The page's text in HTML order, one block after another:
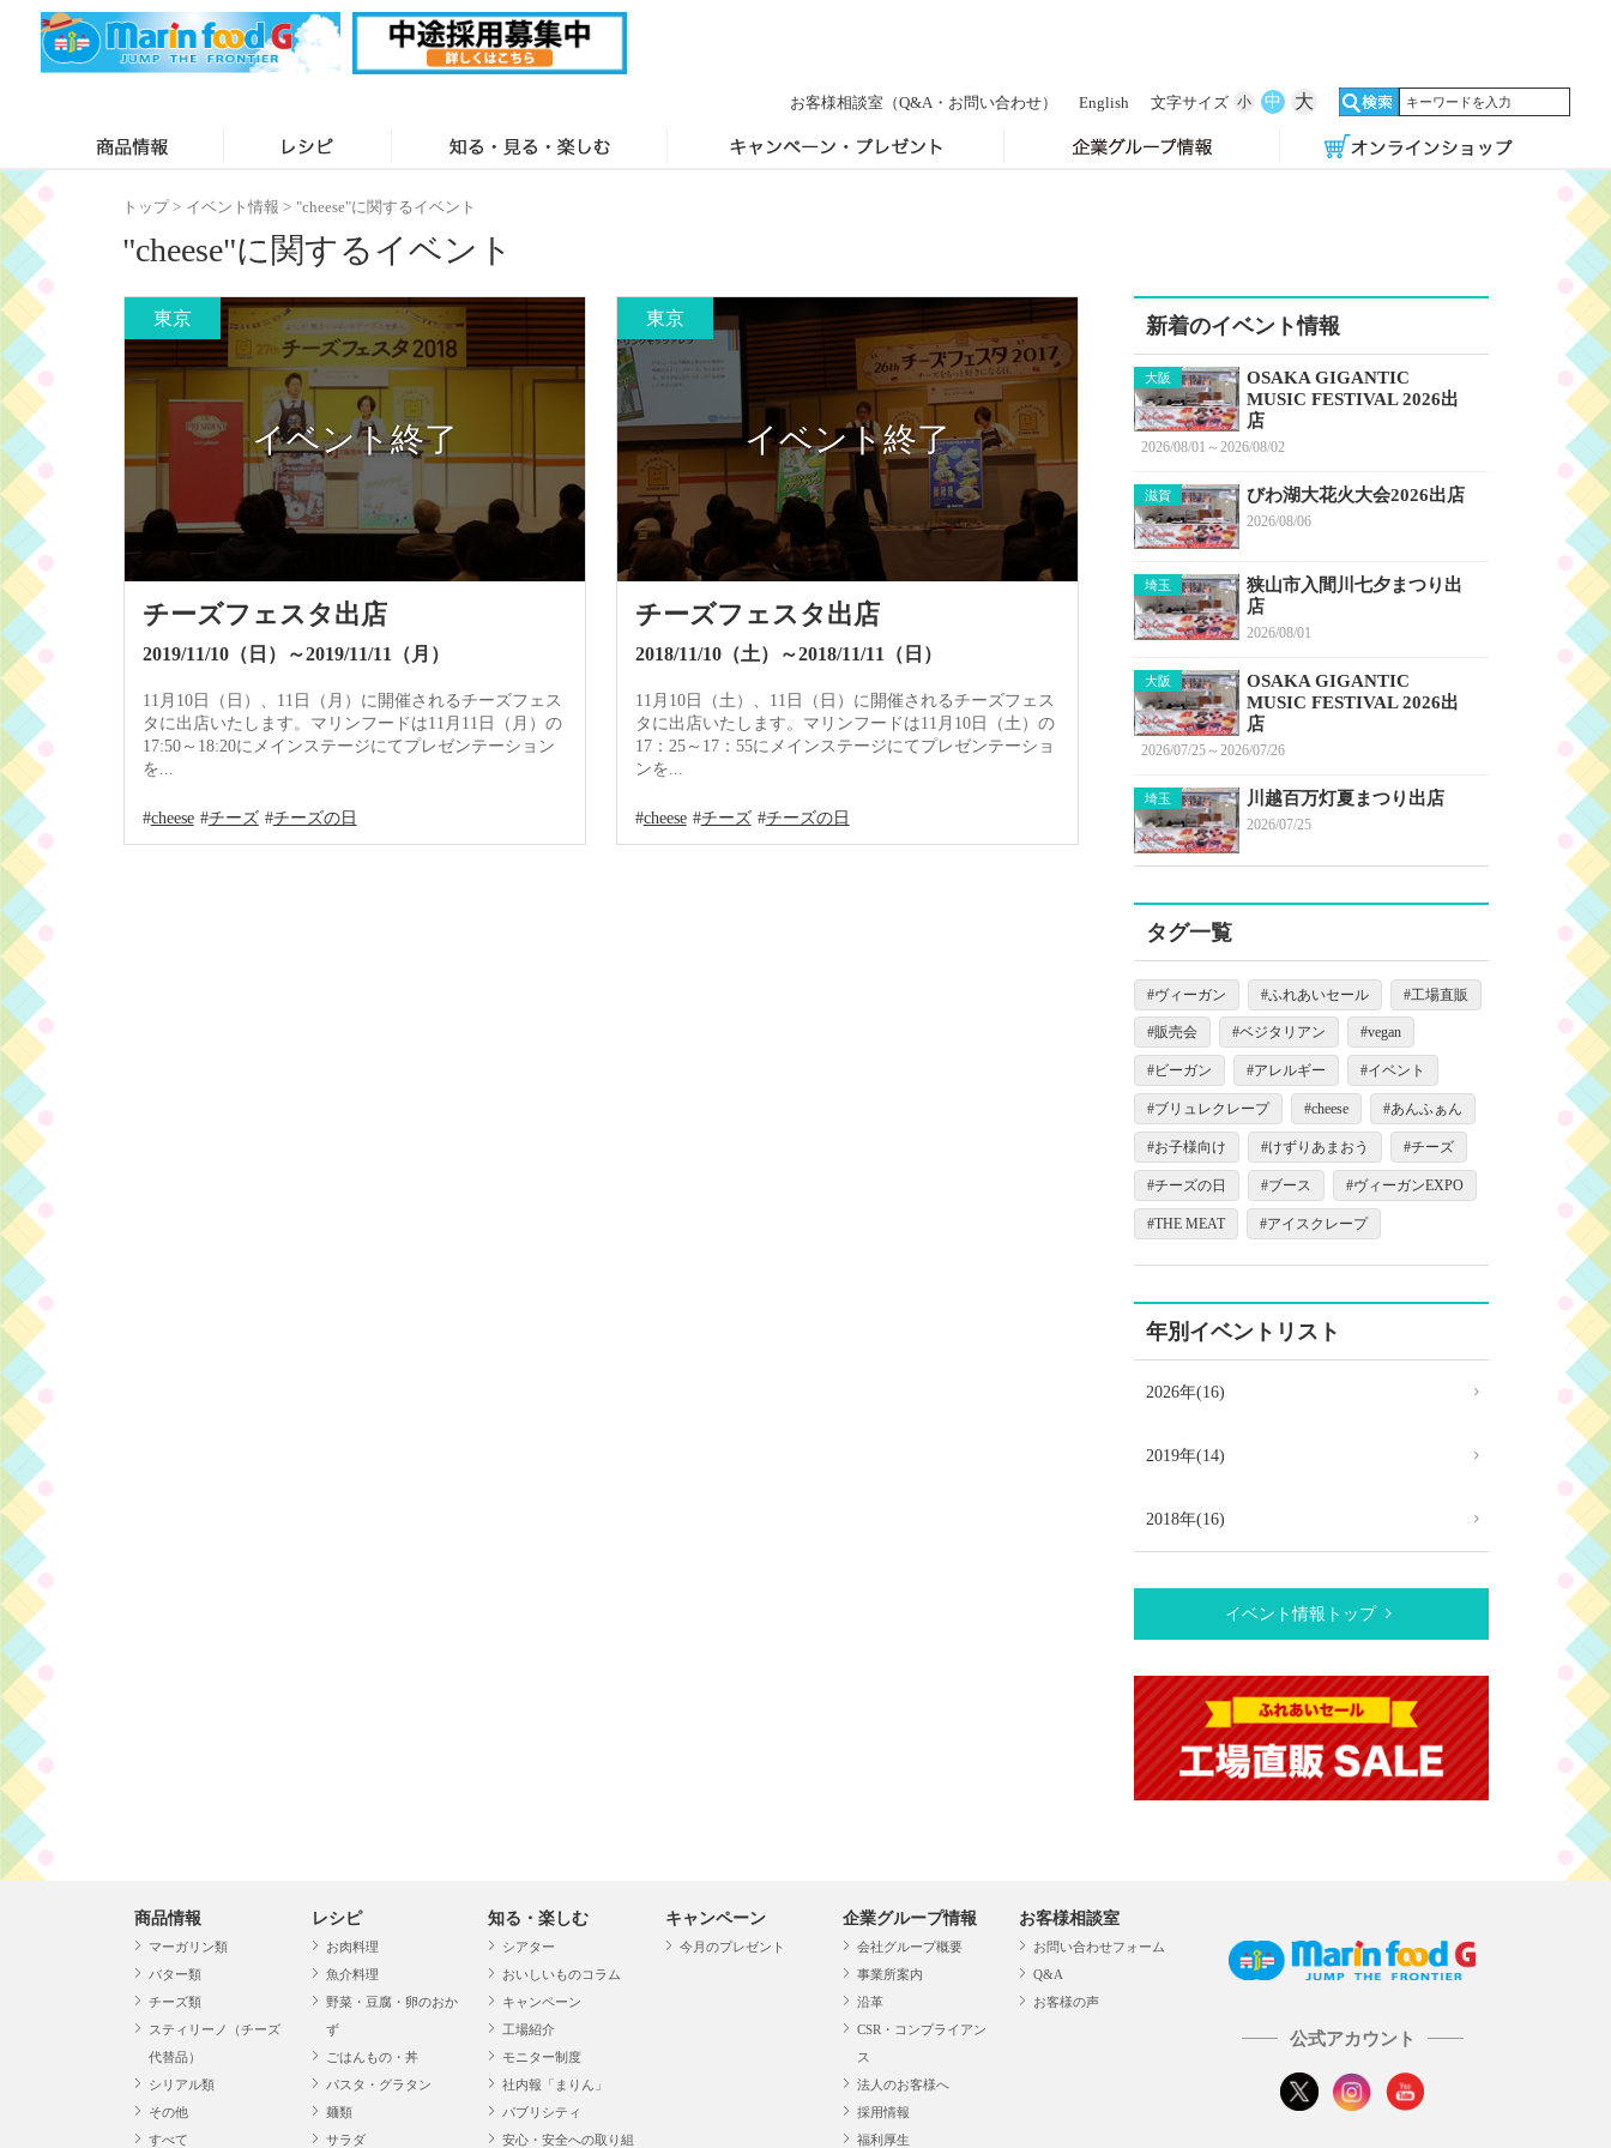
お客様相談室 （Q&A・お問い合わせ） English 文字サイズ 小 中 大
トップ> イベント情報 > "cheese"に関するイベント
"cheese"に関するイベント
東京
チーズフェスタ出店
2019/11/10（日）～2019/11/11（月）
11月10日（日）、11日（月）に開催されるチーズフェス
タに出店いたします。マリンフードは11月11日（月）の
17:50～18:20にメインステージにてプレゼンテーション
を...
cheese チーズ チーズの日
東京
チーズフェスタ出店
2018/11/10（土）～2018/11/11（日）
11月10日（土）、11日（日）に開催されるチーズフェス
タに出店いたします。マリンフードは11月10日（土）の
17：25～17：55にメインステージにてプレゼンテーショ
ンを...
cheese チーズ チーズの日
新着のイベント情報
大阪
OSAKA GIGANTIC
MUSIC FESTIVAL 2026出
店
2026/08/01～2026/08/02
滋賀 びわ湖大花火大会2026出店
2026/08/06
埼玉
狭山市入間川七夕まつり出
店
2026/08/01
大阪
OSAKA GIGANTIC
MUSIC FESTIVAL 2026出
店
2026/07/25～2026/07/26
埼玉 川越百万灯夏まつり出店
2026/07/25
タグ一覧
ヴィーガン ふれあいセール 工場直販
販売会 ベジタリアン vegan
ビーガン アレルギー イベント
ブリュレクレープ cheese あんふぁん
お子様向け けずりあまおう チーズ
チーズの日 ブース ヴィーガンEXPO
THE MEAT アイスクレープ
年別イベントリスト
2026年(16)
2019年(14)
2018年(16)
イベント情報トップ
商品情報
マーガリン類
バター類
チーズ類
スティリーノ（チーズ
代替品）
シリアル類
その他
すべて
レシピ
お肉料理
魚介料理
野菜・豆腐・卵のおか
ず
ごはんもの・丼
パスタ・グラタン
麺類
サラダ
知る・楽しむ
シアター
おいしいものコラム
キャンペーン
工場紹介
モニター制度
社内報「まりん」
パブリシティ
安心・安全への取り組
キャンペーン
今月のプレゼント
企業グループ情報
会社グループ概要
事業所案内
沿革
CSR・コンプライアン
ス
法人のお客様へ
採用情報
福利厚生
お客様相談室
お問い合わせフォーム
Q&A
お客様の声
公式アカウント